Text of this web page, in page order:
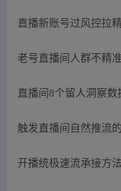
直播新账号过风控拉
老号直播间人群不精
直播间8个留人洞察数
触发直播间自然推流
开播统极速流承接方